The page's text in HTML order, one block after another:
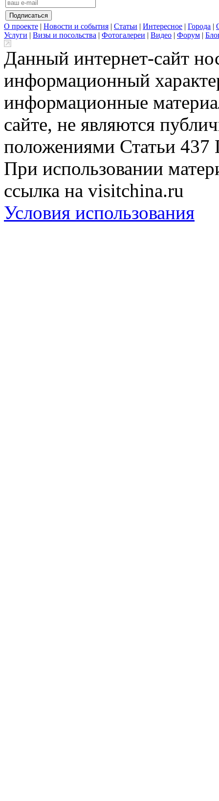
О проекте | Новости и события | Статьи | Интересное | Города |
Услуги | Визы и посольства | Фотогалереи | Видео | Форум |
Данный интернет-сайт
информационный
информационные
сайте, не являются
положениями Статьи 437
При использовании
ссылка на visitchina.ru
Условия использования